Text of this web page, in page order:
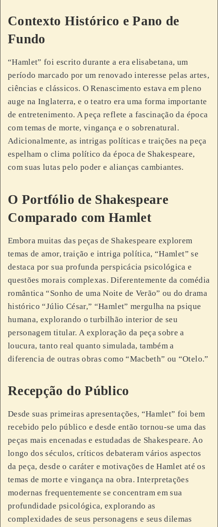
Contexto Histórico e Pano de
Fundo
“Hamlet” foi escrito durante a era elisabetana, um
período marcado por um renovado interesse pelas artes,
ciências e clássicos. O Renascimento estava em pleno
auge na Inglaterra, e o teatro era uma forma importante
de entretenimento. A peça reflete a fascinação da época
com temas de morte, vingança e o sobrenatural.
Adicionalmente, as intrigas políticas e traições na peça
espelham o clima político da época de Shakespeare,
com suas lutas pelo poder e alianças cambiantes.
O Portfólio de Shakespeare
Comparado com Hamlet
Embora muitas das peças de Shakespeare explorem
temas de amor, traição e intriga política, “Hamlet” se
destaca por sua profunda perspicácia psicológica e
questões morais complexas. Diferentemente da comédia
romântica “Sonho de uma Noite de Verão” ou do drama
histórico “Júlio César,” “Hamlet” mergulha na psique
humana, explorando o turbilhão interior de seu
personagem titular. A exploração da peça sobre a
loucura, tanto real quanto simulada, também a
diferencia de outras obras como “Macbeth” ou “Otelo.”
Recepção do Público
Desde suas primeiras apresentações, “Hamlet” foi bem
recebido pelo público e desde então tornou-se uma das
peças mais encenadas e estudadas de Shakespeare. Ao
longo dos séculos, críticos debateram vários aspectos
da peça, desde o caráter e motivações de Hamlet até os
temas de morte e vingança na obra. Interpretações
modernas frequentemente se concentram em sua
profundidade psicológica, explorando as
complexidades de seus personagens e seus dilemas